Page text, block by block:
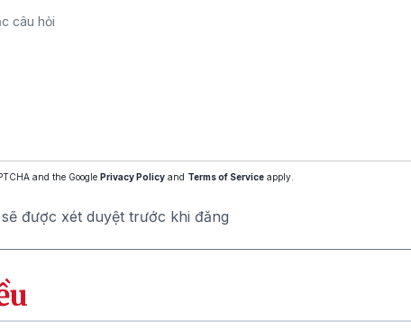
and the Google Privacy Policy and Terms of Service apply.
được xét duyệt trước khi đăng